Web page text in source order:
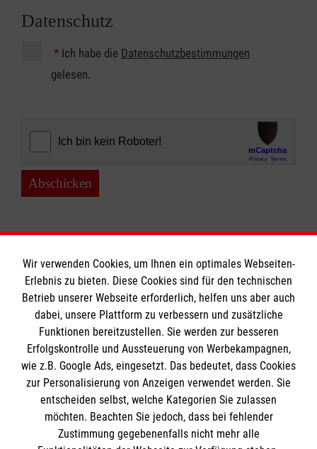
Datenschutz
* Ich habe die Datenschutzbestimmungen
gelesen.
Abschicken
Informationen
Impressum
Datenschutz
Kontakt
Die Malteser
Malteser in Deutschland
Wir verwenden Cookies, um Ihnen ein optimales Webseiten-
Erlebnis zu bieten. Diese Cookies sind für den technischen
Betrieb unserer Webseite erforderlich, helfen uns aber auch
dabei, unsere Plattform zu verbessern und zusätzliche
Funktionen bereitzustellen. Sie werden zur besseren
Erfolgskontrolle und Aussteuerung von Werbekampagnen,
wie z.B. Google Ads, eingesetzt. Das bedeutet, dass Cookies
zur Personalisierung von Anzeigen verwendet werden. Sie
entscheiden selbst, welche Kategorien Sie zulassen
möchten. Beachten Sie jedoch, dass bei fehlender
Zustimmung gegebenenfalls nicht mehr alle